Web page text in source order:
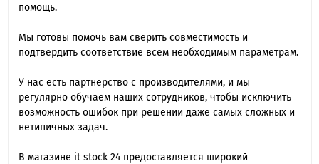
помощь.
Мы готовы помочь вам сверить совместимость и
подтвердить соответствие всем необходимым параметрам.
У нас есть партнерство с производителями, и мы
регулярно обучаем наших сотрудников, чтобы исключить
возможность ошибок при решении даже самых сложных и
нетипичных задач.
В магазине it stock 24 предоставляется широкий